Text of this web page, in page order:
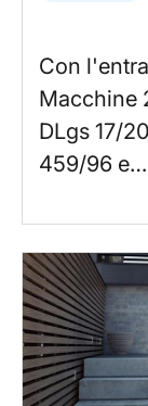
Con
Macchine
DLgs 17/
459/96 e…